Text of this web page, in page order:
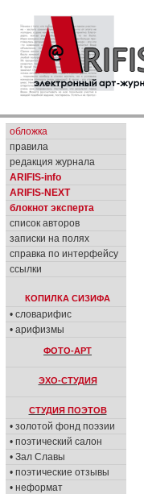
обложка
правила
редакция журнала
ARIFIS-info
ARIFIS-NEXT
блокнот эксперта
список авторов
записки на полях
справка по интерфейсу
ссылки
КОПИЛКА СИЗИФА
• словарифис
• арифизмы
ФОТО-АРТ
ЭХО-СТУДИЯ
СТУДИЯ ПОЭТОВ
• золотой фонд поэзии
• поэтический салон
• Зал Славы
• поэтические отзывы
• неформат